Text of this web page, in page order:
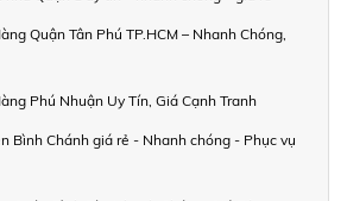
Quận Tân Phú TP.HCM – Nhanh Chóng,
Phú Nhuận Uy Tín, Giá Cạnh Tranh
Bình Chánh giá rẻ - Nhanh chóng - Phục vụ